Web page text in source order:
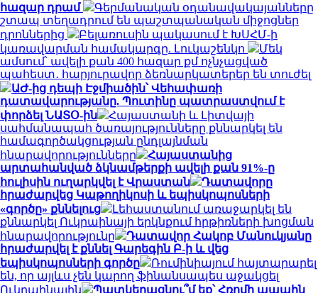
հազար դրամ
Գերմանական օդանավակայանները
շտապ տեղադրում են պաշտպանական միջոցներ
դրոններից
Բելառուսին պակասում է ԽՍՀՄ-ի
կառավարման համակարգը. Լուկաշենկո
Մեկ
ամսում՝ ավելի քան 400 հազար քմ ոչնչացված
պահեստ․ հարյուրավոր ձեռնարկատերեր են տուժել
ԱԺ-ից դեպի Էջմիածին՝ Վեհափառի
դատավարությանը. Պուտինը պատրաստվում է
փորձել ՆԱՏՕ-ին
Հայաստանի և Լիտվայի
սահմանապահ ծառայությունները քննարկել են
համագործակցության ընդլայնման
հնարավորությունները
Հայաստանից
արտահանված ձկնամթերքի ավելի քան 91%-ը
հուլիսին ուղարկվել է Վրաստան
Դատավորը
հրաժարվեց Կաթողիկոսի և եպիսկոպոսների
«գործը» քննելուց
Լեհաստանում առաջարկել են
քննարկել Ուկրաինայի երկնքում հրթիռների խոցման
հնարավորությունը
Դատավոր Հակոբ Մանուկյանը
հրաժարվել է քննել Գարեգին Բ-ի և վեց
եպիսկոպոսների գործը
Ռումինիայում հայտարարել
են, որ այլևս չեն կարող ֆինանսապես աջակցել
Ուկրաինային
Պատկերացնու՞մ եք՝ Հռոմի պապին